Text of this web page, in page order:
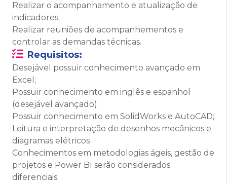
Realizar o acompanhamento e atualização de
indicadores;
Realizar reuniões de acompanhementos e
controlar as demandas técnicas.
Requisitos:
Desejável possuir conhecimento avançado em
Excel;
Possuir conhecimento em inglês e espanhol
(desejável avançado)
Possuir conhecimento em SolidWorks e AutoCAD;
Leitura e interpretação de desenhos mecânicos e
diagramas elétricos
Conhecimentos em metodologias ágeis, gestão de
projetos e Power BI serão considerados
diferenciais;